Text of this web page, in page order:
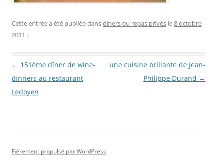
Cette entrée a été publiée dansdîners ou repas privés le8 octobre
2011 .
Navigation des articles
← 151ème dîner de wine-
dinners au restaurant
Ledoyen
une cuisine brillante de Jean-
Philippe Durand →
Fièrement propulsé par WordPress